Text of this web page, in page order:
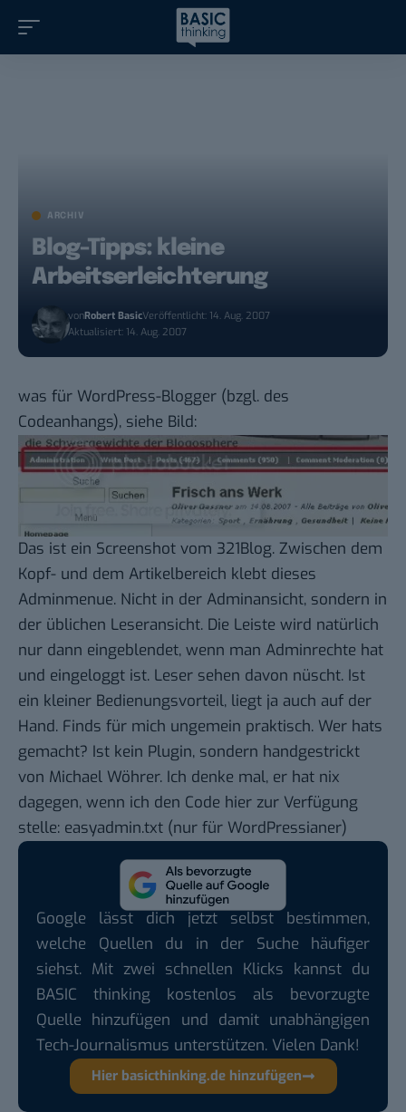
ARCHIV
Blog-Tipps: kleine
Arbeitserleichterung
vonRobert BasicVeröffentlicht: 14. Aug. 2007
Aktualisiert: 14. Aug. 2007
was für WordPress-Blogger (bzgl. des
Codeanhangs), siehe Bild:
Das ist ein Screenshot vom 321Blog. Zwischen dem
Kopf- und dem Artikelbereich klebt dieses
Adminmenue. Nicht in der Adminansicht, sondern in
der üblichen Leseransicht. Die Leiste wird natürlich
nur dann eingeblendet, wenn man Adminrechte hat
und eingeloggt ist. Leser sehen davon nüscht. Ist
ein kleiner Bedienungsvorteil, liegt ja auch auf der
Hand. Finds für mich ungemein praktisch. Wer hats
gemacht? Ist kein Plugin, sondern handgestrickt
von Michael Wöhrer. Ich denke mal, er hat nix
dagegen, wenn ich den Code hier zur Verfügung
stelle: easyadmin.txt (nur für WordPressianer)
Google lässt dich jetzt selbst bestimmen,
welche Quellen du in der Suche häufiger
siehst. Mit zwei schnellen Klicks kannst du
BASIC thinking kostenlos als bevorzugte
Quelle hinzufügen und damit unabhängigen
Tech-Journalismus unterstützen. Vielen Dank!
Hier basicthinking.de hinzufügen